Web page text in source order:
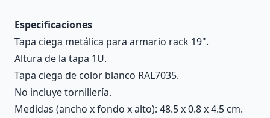
Especificaciones
Tapa ciega metálica para armario rack 19".
Altura de la tapa 1U.
Tapa ciega de color blanco RAL7035.
No incluye tornillería.
Medidas (ancho x fondo x alto): 48.5 x 0.8 x 4.5 cm.